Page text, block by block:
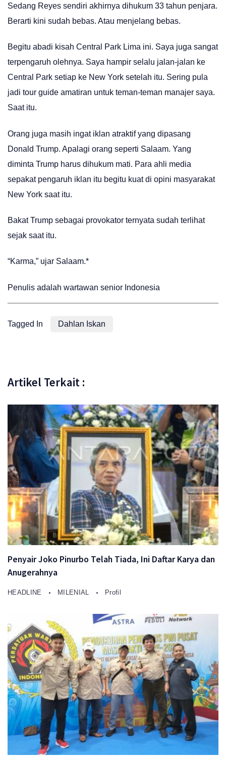
Sedang Reyes sendiri akhirnya dihukum 33 tahun penjara.
Berarti kini sudah bebas. Atau menjelang bebas.
Begitu abadi kisah Central Park Lima ini. Saya juga sangat
terpengaruh olehnya. Saya hampir selalu jalan-jalan ke
Central Park setiap ke New York setelah itu. Sering pula
jadi tour guide amatiran untuk teman-teman manajer saya.
Saat itu.
Orang juga masih ingat iklan atraktif yang dipasang
Donald Trump. Apalagi orang seperti Salaam. Yang
diminta Trump harus dihukum mati. Para ahli media
sepakat pengaruh iklan itu begitu kuat di opini masyarakat
New York saat itu.
Bakat Trump sebagai provokator ternyata sudah terlihat
sejak saat itu.
“Karma,” ujar Salaam.*
Penulis adalah wartawan senior Indonesia
Tagged In Dahlan Iskan
Artikel Terkait :
Penyair Joko Pinurbo Telah Tiada, Ini Daftar Karya dan
Anugerahnya
HEADLINE MILENIAL Profil